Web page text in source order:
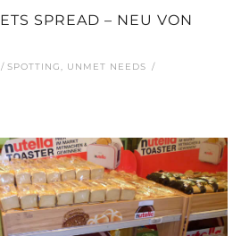
SPREAD – NEU VON
SPOTTING, UNMET NEEDS